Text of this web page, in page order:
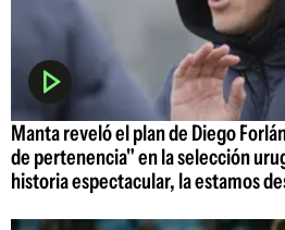
Manta reveló el plan de Diego
de pertenencia" en la selección
historia espectacular, la estamos